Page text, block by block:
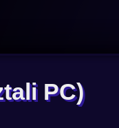
PC)